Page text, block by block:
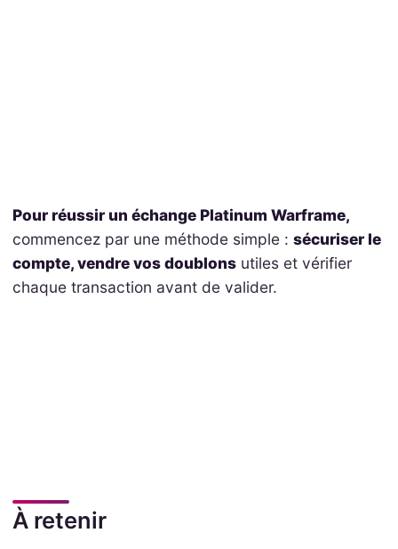
Pour réussir un échange Platinum Warframe,
commencez par une méthode simple : sécuriser le
compte, vendre vos doublonsutiles et vérifier
chaque transaction avant de valider.
À retenir